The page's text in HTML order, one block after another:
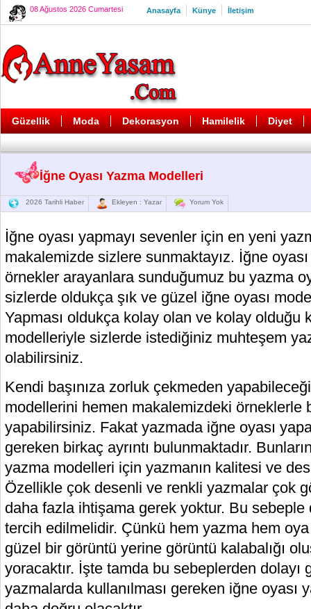
08 Ağustos 2026 Cumartesi Anasayfa Künye İletişim
Güzellik Moda Dekorasyon Hamilelik Diyet
İğne Oyası Yazma Modelleri
2026 Tarihli Haber Ekleyen : Yazar Yorum Yok
İğne oyası yapmayı sevenler için en yeni
makalemizde sizlere sunmaktayız. İğne
örnekler arayanlara sunduğumuz bu yazma
sizlerde oldukça şık ve güzel iğne oyası
Yapması oldukça kolay olan ve kolay olduğu
modelleriyle sizlerde istediğiniz muhteşem
olabilirsiniz.
Kendi başınıza zorluk çekmeden
modellerini hemen makalemizdeki örneklerle
yapabilirsiniz. Fakat yazmada iğne oyası
gereken birkaç ayrıntı bulunmaktadır.
yazma modelleri için yazmanın kalitesi ve
Özellikle çok desenli ve renkli yazmalar çok
daha fazla ihtişama gerek yoktur. Bu
tercih edilmelidir. Çünkü hem yazma hem
güzel bir görüntü yerine görüntü kalabalığı
yoracaktır. İşte tamda bu sebeplerden
yazmalarda kullanılması gereken iğne oyası